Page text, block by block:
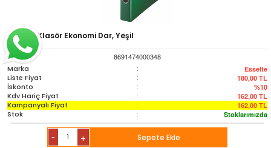
Esselte Klasör Ekonomi Dar, Yeşil
8691474000348
Marka
: Esselte
Liste Fiyat : 180,00 TL
İskonto : %10
Kdv Hariç Fiyat : 162,00 TL
Kampanyalı Fiyat : 162,00 TL
Stok : Stoklarımızda
- + Sepete Ekle